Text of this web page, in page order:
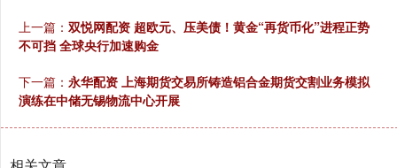
上一篇： 双悦网配资 超欧元、压美债！黄金“再货币化”进程正势
不可挡 全球央行加速购金
下一篇： 永华配资 上海期货交易所铸造铝合金期货交割业务模拟
演练在中储无锡物流中心开展